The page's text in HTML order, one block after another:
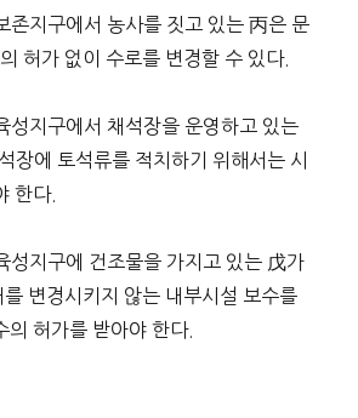
지구에서 농사를 짓고 있는 丙은 문
허가 없이 수로를 변경할 수 있다.
지구에서 채석장을 운영하고 있는
장에 토석류를 적치하기 위해서는 시
한다.
지구에 건조물을 가지고 있는 戊가
변경시키지 않는 내부시설 보수를
의 허가를 받아야 한다.